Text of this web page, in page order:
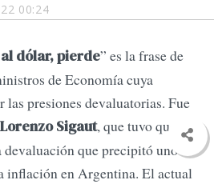
00:24
dólar, pierde” es la frase de
de Economía cuya
las presiones devaluatorias. Fue
Lorenzo Sigaut, que tuvo que
que precipitó uno de
inflación en Argentina. El actual